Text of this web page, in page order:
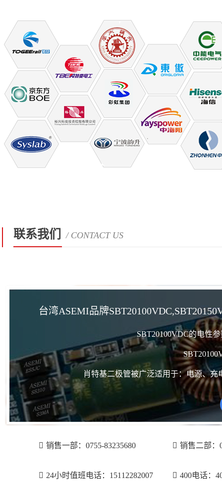
联系我们 / CONTACT US
台湾ASEMI品牌
SBT20100VDC的电性
肖特基二极管被广泛适用于：电源、
销售一部：0755-83235680 销售二部：
24小时值班电话：15112282007 400电话：